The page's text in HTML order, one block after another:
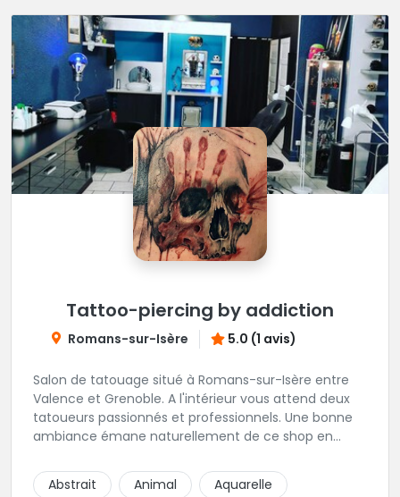
Tattoo-piercing by addiction
Romans-sur-Isère 5.0 (1 avis)
Salon de tatouage situé à Romans-sur-Isère entre
Valence et Grenoble. A l'intérieur vous attend deux
tatoueurs passionnés et professionnels. Une bonne
ambiance émane naturellement de ce shop en
Abstrait
Animal
Aquarelle